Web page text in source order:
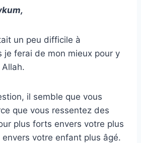
un peu difficile à
je ferai de mon mieux pour y
il semble que vous
que vous ressentez des
plus forts envers votre plus
votre enfant plus âgé.